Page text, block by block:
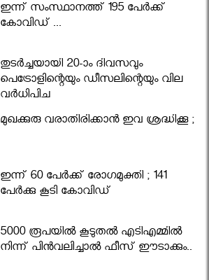
ഇന്ന് സംസ്ഥാനത്ത് 195 പേര്‍ക്ക്
കോവിഡ് ...
തുടർച്ചയായി 20-ാം ദിവസവും
പെട്രോളിന്റെയും ഡീസലിന്റെയും വില
വര്‍ധിപ്പിച്ചു
മുഖക്കുരു വരാതിരിക്കാന്‍ ഇവ ശ്രദ്ധിക്കൂ ;
ഇന്ന് 60 പേർക്ക് രോഗമുക്തി ; 141
പേര്‍ക്കു കൂടി കോവിഡ്
5000 രൂപയിൽ കൂടുതൽ എടിഎമ്മിൽ
നിന്ന് പിൻവലിച്ചാൽ ഫീസ് ഈടാക്കും..